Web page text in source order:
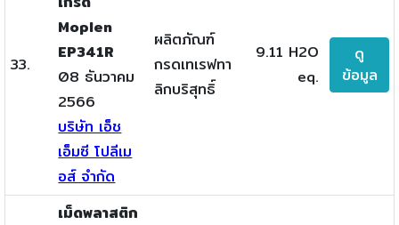
33.
Moplen
EP341R
08 ธันวาคม
2566
บริษัท เอ็ช
เอ็มซี โปลีเม
อส์ จำกัด
ผลิตภัณฑ์
กรดเทเรฟทา
ลิกบริสุทธิ์
9.11 H2O
eq.
ดู
ข้อมูล
เม็ดพลาสติก